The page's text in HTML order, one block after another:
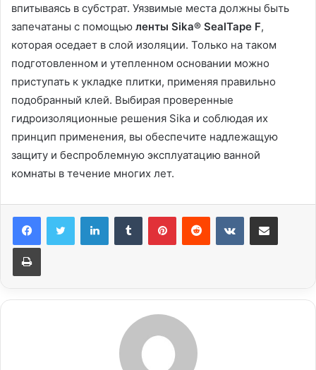
впитываясь в субстрат. Уязвимые места должны быть
запечатаны с помощью ленты Sika® SealTape F,
которая оседает в слой изоляции. Только на таком
подготовленном и утепленном основании можно
приступать к укладке плитки, применяя правильно
подобранный клей. Выбирая проверенные
гидроизоляционные решения Sika и соблюдая их
принцип применения, вы обеспечите надлежащую
защиту и беспроблемную эксплуатацию ванной
комнаты в течение многих лет.
LinkedInTumblr PinterestReddit ВконтактеПоделиться через электронную почту
Печатать